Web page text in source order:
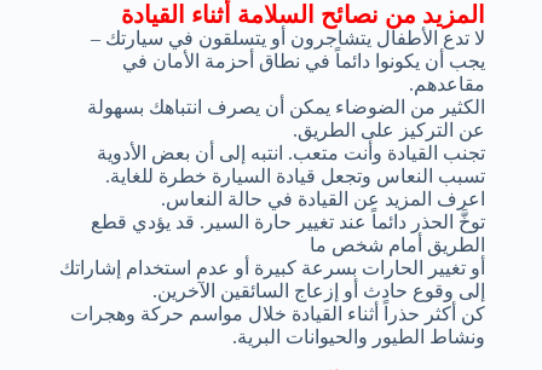
المزيد من نصائح السلامة أثناء القيادة
لا تدع الأطفال يتشاجرون أو يتسلقون في سيارتك –
يجب أن يكونوا دائماً في نطاق أحزمة الأمان في
مقاعدهم.
الكثير من الضوضاء يمكن أن يصرف انتباهك بسهولة
عن التركيز على الطريق.
تجنب القيادة وأنت متعب. انتبه إلى أن بعض الأدوية
تسبب النعاس وتجعل قيادة السيارة خطرة للغاية.
اعرف المزيد عن القيادة في حالة النعاس.
توخَّ الحذر دائماً عند تغيير حارة السير. قد يؤدي قطع
الطريق أمام شخص ما
أو تغيير الحارات بسرعة كبيرة أو عدم استخدام إشاراتك
إلى وقوع حادث أو إزعاج السائقين الآخرين.
كن أكثر حذراً أثناء القيادة خلال مواسم حركة وهجرات
ونشاط الطيور والحيوانات البرية.